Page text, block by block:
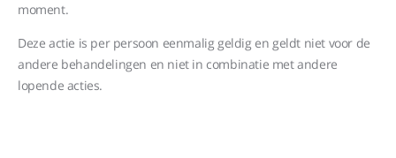
moment.
Deze actie is per persoon eenmalig geldig en geldt niet voor de
andere behandelingen en niet in combinatie met andere
lopende acties.